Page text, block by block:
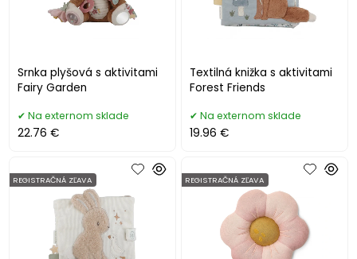
Srnka plyšová s aktivitami
Fairy Garden
Na externom sklade
22.76 €
Textilná knižka s aktivitami
Forest Friends
Na externom sklade
19.96 €
REGISTRAČNÁ ZĽAVA REGISTRAČNÁ ZĽAVA